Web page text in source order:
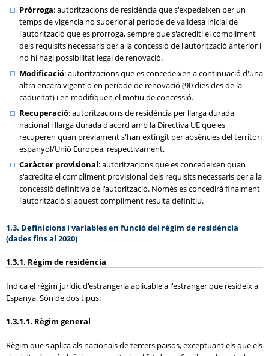
Pròrroga: autoritzacions de residència que s'expedeixen per un
temps de vigència no superior al període de validesa inicial de
l'autorització que es prorroga, sempre que s'acrediti el compliment
dels requisits necessaris per a la concessió de l'autorització anterior i
no hi hagi possibilitat legal de renovació.
Modificació: autoritzacions que es concedeixen a continuació d'una
altra encara vigent o en període de renovació (90 dies des de la
caducitat) i en modifiquen el motiu de concessió.
Recuperació: autoritzacions de residència per llarga durada
nacional i llarga durada d'acord amb la Directiva UE que es
recuperen quan prèviament s'han extingit per absències del territori
espanyol/Unió Europea, respectivament.
Caràcter provisional: autoritzacions que es concedeixen quan
s'acredita el compliment provisional dels requisits necessaris per a la
concessió definitiva de l'autorització. Només es concedirà finalment
l'autorització si aquest compliment resulta definitiu.
1.3. Definicions i variables en funció del règim de residència
(dades fins al 2020)
1.3.1. Règim de residència
Indica el règim jurídic d'estrangeria aplicable a l'estranger que resideix a
Espanya. Són de dos tipus:
1.3.1.1. Règim general
Règim que s'aplica als nacionals de tercers països, exceptuant els que els